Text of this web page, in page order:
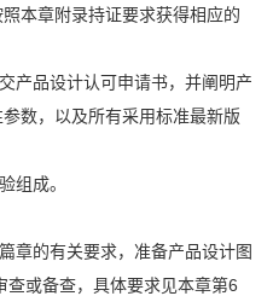
本章附录持证要求获得相应的
产品设计认可申请书，并阐明产
数，以及所有采用标准最新版
组成。
章的有关要求，准备产品设计图
或备查，具体要求见本章第6